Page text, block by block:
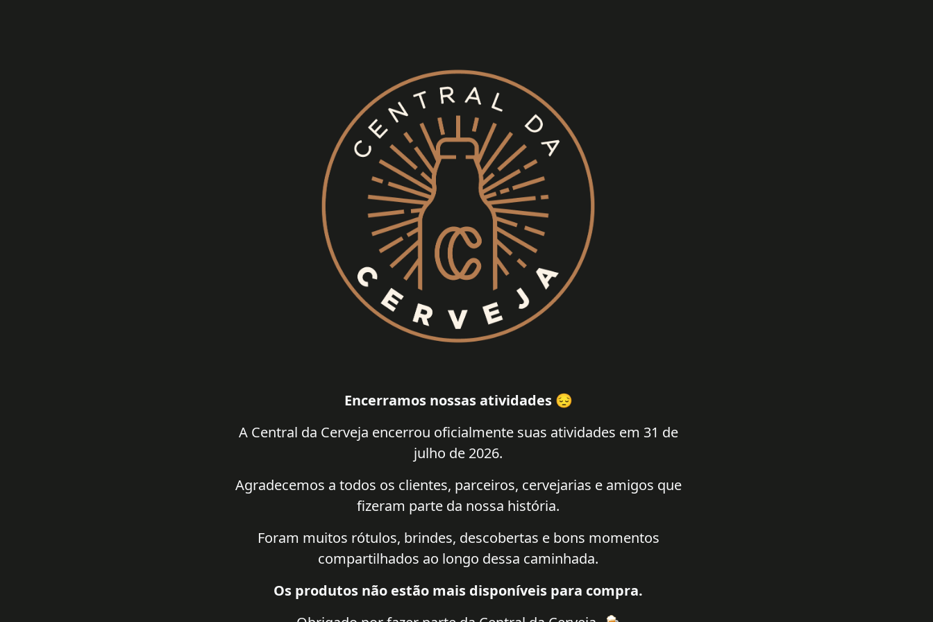
Encerramos nossas atividades 😔
A Central da Cerveja encerrou oficialmente suas atividades em 31 de
julho de 2026.
Agradecemos a todos os clientes, parceiros, cervejarias e amigos que
fizeram parte da nossa história.
Foram muitos rótulos, brindes, descobertas e bons momentos
compartilhados ao longo dessa caminhada.
Os produtos não estão mais disponíveis para compra.